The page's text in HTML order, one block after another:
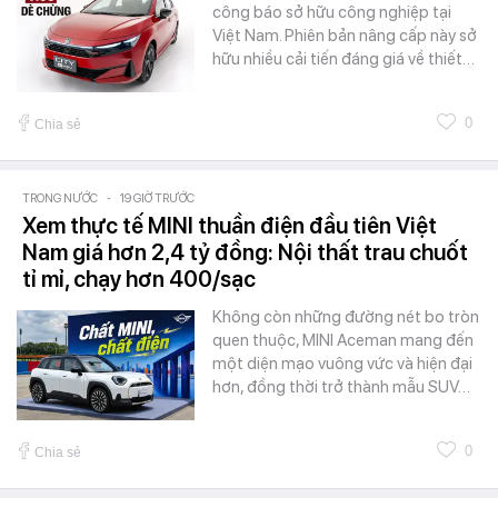
công báo sở hữu công nghiệp tại
Việt Nam. Phiên bản nâng cấp này sở
hữu nhiều cải tiến đáng giá về thiết…
Chia sẻ 0
TRONG NƯỚC - 19 GIỜ TRƯỚC
Xem thực tế MINI thuần điện đầu tiên Việt
Nam giá hơn 2,4 tỷ đồng: Nội thất trau chuốt
tỉ mỉ, chạy hơn 400/sạc
Không còn những đường nét bo tròn
quen thuộc, MINI Aceman mang đến
một diện mạo vuông vức và hiện đại
hơn, đồng thời trở thành mẫu SUV…
Chia sẻ 0